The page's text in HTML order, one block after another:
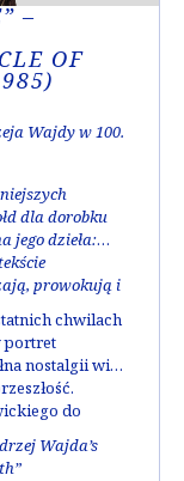
–
OF
Wajdy w 100.
dla dorobku
jego dzieła:
prowokują i
chwilach
portret
nostalgii wizja
do
Wajda’s